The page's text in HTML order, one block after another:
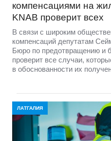
компенсациями на
KNAB проверит всех
В связи с широким
компенсаций депутатам
Бюро по предотвращению и
проверит все случаи,
в обоснованности их
ЛАТГАЛИЯ